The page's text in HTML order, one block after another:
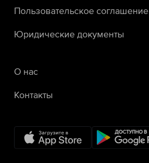
Пользовательское соглашение
Юридические документы
О нас
Контакты